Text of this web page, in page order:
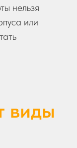
нельзя
или
виды